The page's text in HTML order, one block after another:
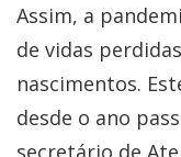
Assim, a
de vidas
nascimentos.
desde o ano
secretário de